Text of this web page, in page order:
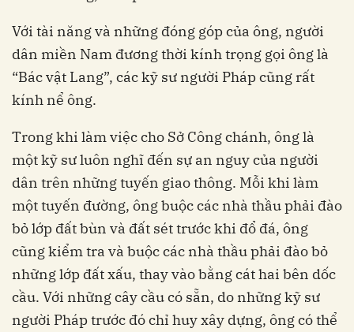
Với tài năng và những đóng góp của ông, người
dân miền Nam đương thời kính trọng gọi ông là
“Bác vật Lang”, các kỹ sư người Pháp cũng rất
kính nể ông.
Trong khi làm việc cho Sở Công chánh, ông là
một kỹ sư luôn nghĩ đến sự an nguy của người
dân trên những tuyến giao thông. Mỗi khi làm
một tuyến đường, ông buộc các nhà thầu phải đào
bỏ lớp đất bùn và đất sét trước khi đổ đá, ông
cũng kiểm tra và buộc các nhà thầu phải đào bỏ
những lớp đất xấu, thay vào bằng cát hai bên dốc
cầu. Với những cây cầu có sẵn, do những kỹ sư
người Pháp trước đó chỉ huy xây dựng, ông có thể